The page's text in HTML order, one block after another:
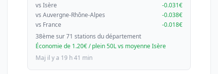
vs Isère
-0.031€
vs Auvergne-Rhône-Alpes
-0.038€
vs France
-0.018€
38ème sur 71 stations du département
Économie de 1.20€ / plein 50L vs moyenne Isère
Maj il y a 19 h 41 min